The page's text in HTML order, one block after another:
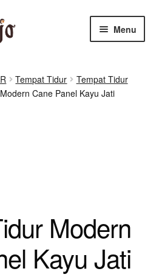
Menu
Tempat Tidur
Tempat Tidur
Cane Panel Kayu Jati
Modern
Kayu Jati